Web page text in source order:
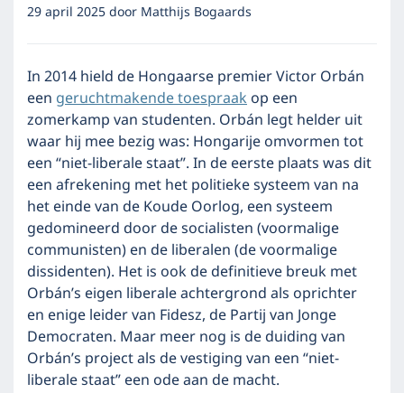
29 april 2025door Matthijs Bogaards
In 2014 hield de Hongaarse premier Victor Orbán
een geruchtmakende toespraakop een
zomerkamp van studenten. Orbán legt helder uit
waar hij mee bezig was: Hongarije omvormen tot
een “niet-liberale staat”. In de eerste plaats was dit
een afrekening met het politieke systeem van na
het einde van de Koude Oorlog, een systeem
gedomineerd door de socialisten (voormalige
communisten) en de liberalen (de voormalige
dissidenten). Het is ook de definitieve breuk met
Orbán’s eigen liberale achtergrond als oprichter
en enige leider van Fidesz, de Partij van Jonge
Democraten. Maar meer nog is de duiding van
Orbán’s project als de vestiging van een “niet-
liberale staat” een ode aan de macht.